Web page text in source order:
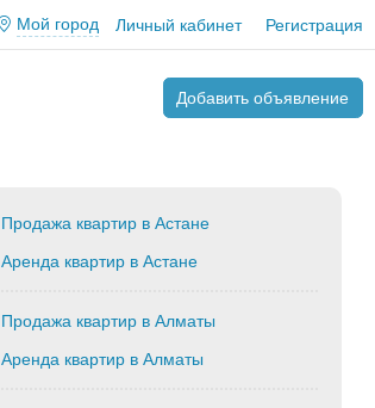
Мой город Личный кабинет Регистрация
Добавить объявление
Продажа квартир в Астане
Аренда квартир в Астане
Продажа квартир в Алматы
Аренда квартир в Алматы